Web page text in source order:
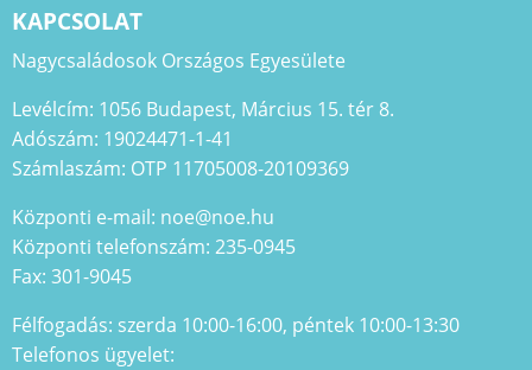
KAPCSOLAT
Nagycsaládosok Országos Egyesülete
Levélcím: 1056 Budapest, Március 15. tér 8.
Adószám: 19024471-1-41
Számlaszám: OTP 11705008-20109369
Központi e-mail: noe@noe.hu
Központi telefonszám: 235-0945
Fax: 301-9045
Félfogadás: szerda 10:00-16:00, péntek 10:00-13:30
Telefonos ügyelet: